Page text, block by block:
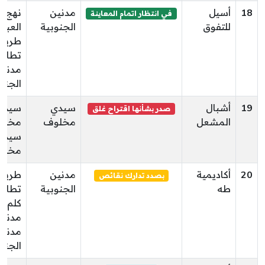
18
أسيل
للتفوق
في انتظار اتمام المعاينة
مدنين
الجنوبية
نهج
19
أشبال
المشعل
صدر بشأنها اقتراح غلق
سيدي
مخلوف
20
أكاديمية
طه
بصدد تدارك نقائص
مدنين
الجنوبية